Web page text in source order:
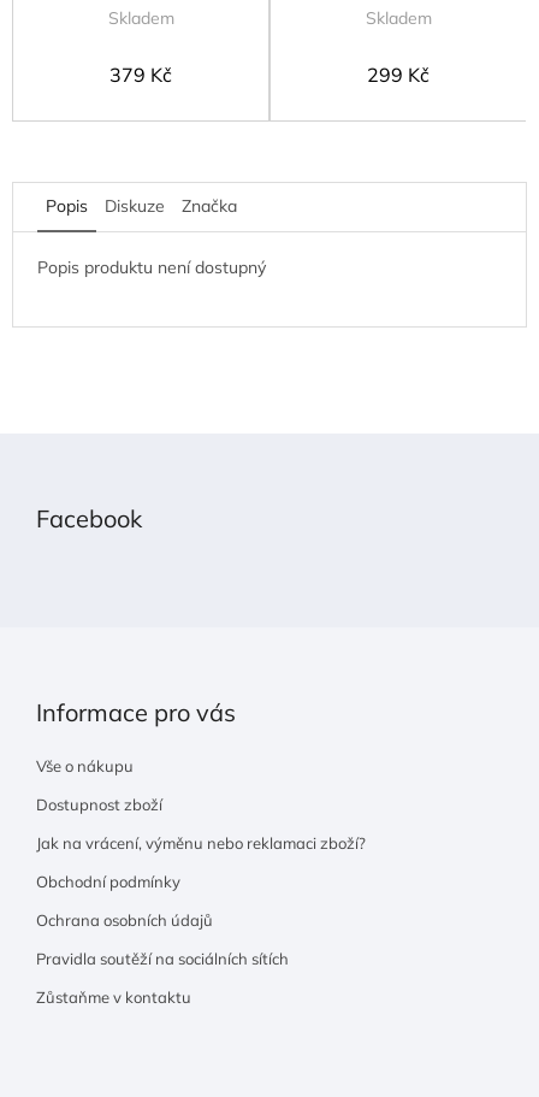
Skladem
379 Kč
Skladem
299 Kč
Popis Diskuze Značka
Popis produktu není dostupný
Facebook
Informace pro vás
Vše o nákupu
Dostupnost zboží
Jak na vrácení, výměnu nebo reklamaci zboží?
Obchodní podmínky
Ochrana osobních údajů
Pravidla soutěží na sociálních sítích
Zůstaňme v kontaktu